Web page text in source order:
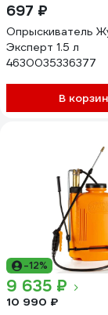
697 ₽
Опрыскиватель Жук
Эксперт 1.5 л
4630035336377
В
-12%
9 635 ₽
10 990 ₽